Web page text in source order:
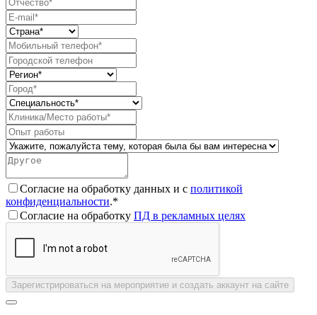
Согласие на обработку данных и с политикой
конфиденциальности.*
Согласие на обработку ПД в рекламных целях
Зарегистрироваться на мероприятие и создать аккаунт на сайте